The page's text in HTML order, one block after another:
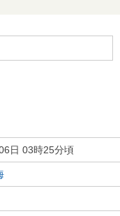
日 03時25分頃